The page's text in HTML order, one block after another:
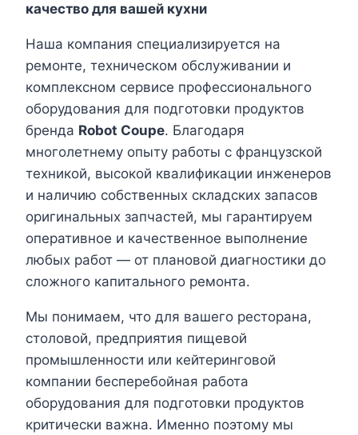
качество для вашей кухни
Наша компания специализируется на
ремонте, техническом обслуживании и
комплексном сервисе профессионального
оборудования для подготовки продуктов
бренда Robot Coupe. Благодаря
многолетнему опыту работы с французской
техникой, высокой квалификации инженеров
и наличию собственных складских запасов
оригинальных запчастей, мы гарантируем
оперативное и качественное выполнение
любых работ — от плановой диагностики до
сложного капитального ремонта.
Мы понимаем, что для вашего ресторана,
столовой, предприятия пищевой
промышленности или кейтеринговой
компании бесперебойная работа
оборудования для подготовки продуктов
критически важна. Именно поэтому мы